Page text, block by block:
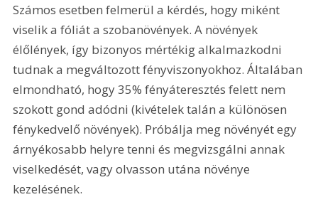
Számos esetben felmerül a kérdés, hogy miként
viselik a fóliát a szobanövények. A növények
élőlények, így bizonyos mértékig alkalmazkodni
tudnak a megváltozott fényviszonyokhoz. Általában
elmondható, hogy 35% fényáteresztés felett nem
szokott gond adódni (kivételek talán a különösen
fénykedvelő növények). Próbálja meg növényét egy
árnyékosabb helyre tenni és megvizsgálni annak
viselkedését, vagy olvasson utána növénye
kezelésének.